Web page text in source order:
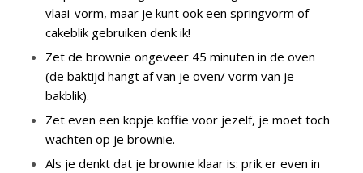
vlaai-vorm, maar je kunt ook een springvorm of
cakeblik gebruiken denk ik!
Zet de brownie ongeveer 45 minuten in de oven
(de baktijd hangt af van je oven/ vorm van je
bakblik).
Zet even een kopje koffie voor jezelf, je moet toch
wachten op je brownie.
Als je denkt dat je brownie klaar is: prik er even in